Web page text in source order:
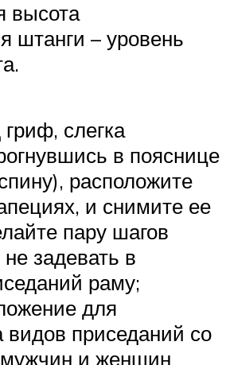
высота
штанги – уровень
слегка
в пояснице
расположите
и снимите ее
пару шагов
задевать в
раму;
для
приседаний со
и женщин